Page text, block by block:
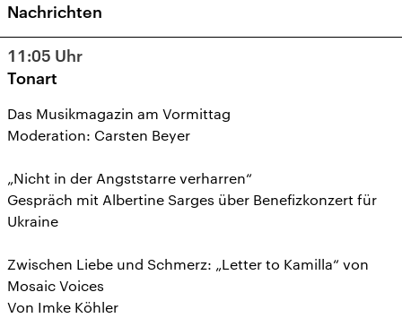
Nachrichten
11:05 Uhr
Tonart
Das Musikmagazin am Vormittag
Moderation: Carsten Beyer
„Nicht in der Angststarre verharren“
Gespräch mit Albertine Sarges über Benefizkonzert für
Ukraine
Zwischen Liebe und Schmerz: „Letter to Kamilla“ von
Mosaic Voices
Von Imke Köhler